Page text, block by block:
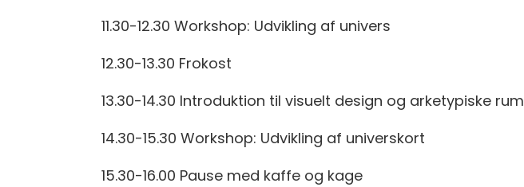
11.30-12.30 Workshop: Udvikling af univers
12.30-13.30 Frokost
13.30-14.30 Introduktion til visuelt design og arketypiske rum
14.30-15.30 Workshop: Udvikling af universkort
15.30-16.00 Pause med kaffe og kage